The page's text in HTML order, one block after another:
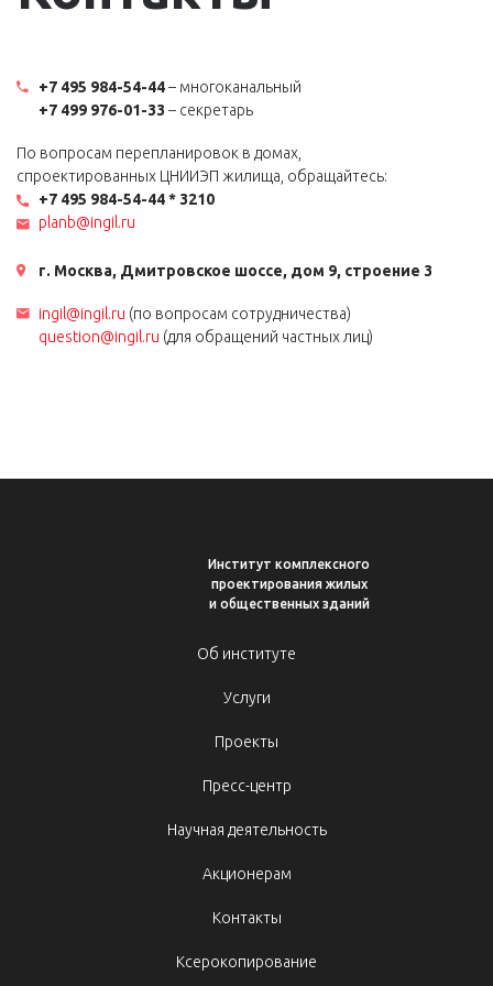
+7 495 984-54-44– многоканальный
+7 499 976-01-33 – секретарь
По вопросам перепланировок в домах,
спроектированных ЦНИИЭП жилища, обращайтесь:
+7 495 984-54-44 * 3210
planb@ingil.ru
г. Москва, Дмитровское шоссе, дом 9, строение 3
ingil@ingil.ru (по вопросам сотрудничества)
question@ingil.ru (для обращений частных лиц)
Институт комплексного
проектирования жилых
и общественных зданий
Об институте
Услуги
Проекты
Пресс-центр
Научная деятельность
Акционерам
Контакты
Ксерокопирование